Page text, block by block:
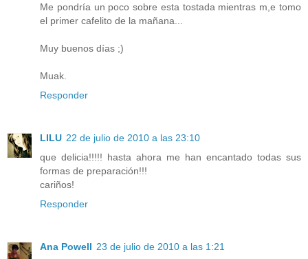
Me pondría un poco sobre esta tostada mientras m,e tomo
el primer cafelito de la mañana...
Muy buenos días ;)
Muak.
Responder
LILU 22 de julio de 2010 a las 23:10
que delicia!!!!! hasta ahora me han encantado todas sus
formas de preparación!!!
cariños!
Responder
Ana Powell 23 de julio de 2010 a las 1:21